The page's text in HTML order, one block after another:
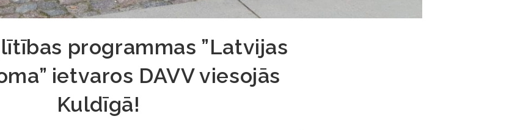
programmas ”Latvijas
ietvaros DAVV viesojās
Kuldīgā!